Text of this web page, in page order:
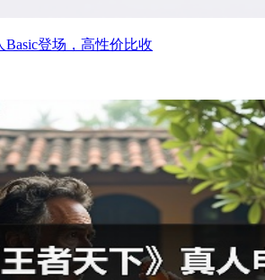
Basic登场，高性价比收